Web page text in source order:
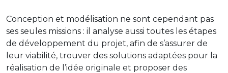
Conception et modélisation ne sont cependant pas
ses seules missions : il analyse aussi toutes les étapes
de développement du projet, afin de s’assurer de
leur viabilité, trouver des solutions adaptées pour la
réalisation de l’idée originale et proposer des